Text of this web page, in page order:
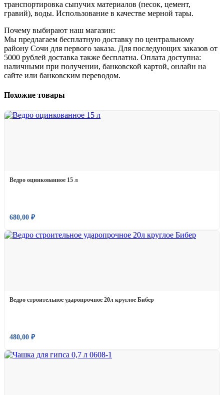
транспортировка сыпучих материалов (песок, цемент,
гравий), воды. Использование в качестве мерной тары.
Почему выбирают наш магазин:
Мы предлагаем бесплатную доставку по центральному
району Сочи для первого заказа. Для последующих заказов от
5000 рублей доставка также бесплатна. Оплата доступна:
наличными при получении, банковской картой, онлайн на
сайте или банковским переводом.
Похожие товары
Ведро оцинкованное 15 л
680,00 ₽
Ведро строительное ударопрочное 20л круглое Бибер
480,00 ₽